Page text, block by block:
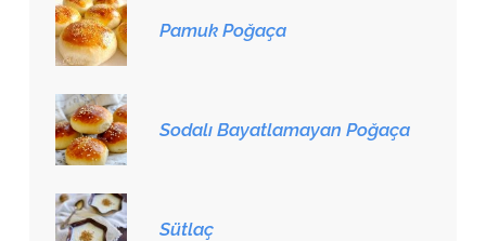
Pamuk Poğaça
Sodalı Bayatlamayan Poğaça
Sütlaç